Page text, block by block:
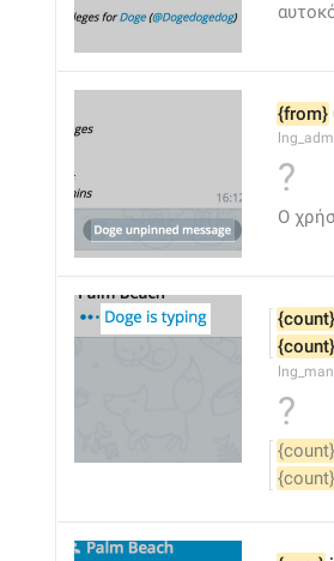
{from}
?
Ο
{count}
{count}
?
{count}
{count}